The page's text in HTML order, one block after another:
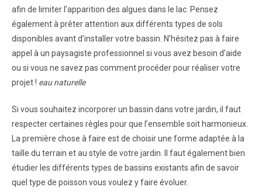
afin de limiter l’apparition des algues dans le lac. Pensez
également à prêter attention aux différents types de sols
disponibles avant d’installer votre bassin. N’hésitez pas à faire
appel à un paysagiste professionnel si vous avez besoin d’aide
ou si vous ne savez pas comment procéder pour réaliser votre
projet ! eau naturelle
Si vous souhaitez incorporer un bassin dans votre jardin, il faut
respecter certaines règles pour que l’ensemble soit harmonieux.
La première chose à faire est de choisir une forme adaptée à la
taille du terrain et au style de votre jardin. Il faut également bien
étudier les différents types de bassins existants afin de savoir
quel type de poisson vous voulez y faire évoluer.